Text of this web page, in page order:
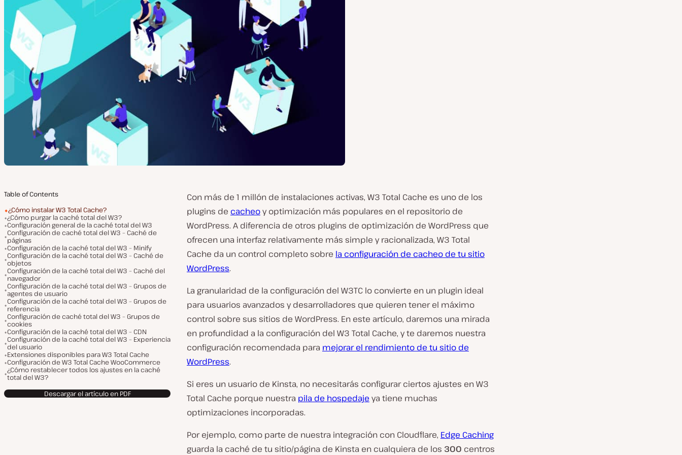
Table of Contents
¿Cómo instalar W3 Total Cache?
¿Cómo purgar la caché total del W3?
Configuración general de la caché total del W3
Configuración de caché total del W3 – Caché de
páginas
Configuración de la caché total del W3 – Minify
Configuración de la caché total del W3 – Caché de
objetos
Configuración de la caché total del W3 – Caché del
navegador
Configuración de la caché total del W3 – Grupos de
agentes de usuario
Configuración de la caché total del W3 – Grupos de
referencia
Configuración de caché total del W3 – Grupos de
cookies
Configuración de la caché total del W3 – CDN
Configuración de la caché total del W3 – Experiencia
del usuario
Extensiones disponibles para W3 Total Cache
Configuración de W3 Total Cache WooCommerce
¿Cómo restablecer todos los ajustes en la caché
total del W3?
Descargar el artículo en PDF
Con más de 1 millón de instalaciones activas, W3 Total Cache es uno de los
plugins de cacheoy optimización más populares en el repositorio de
WordPress. A diferencia de otros plugins de optimización de WordPress que
ofrecen una interfaz relativamente más simple y racionalizada, W3 Total
Cache da un control completo sobre la configuración de cacheo de tu sitio
WordPress.
La granularidad de la configuración del W3TC lo convierte en un plugin ideal
para usuarios avanzados y desarrolladores que quieren tener el máximo
control sobre sus sitios de WordPress. En este artículo, daremos una mirada
en profundidad a la configuración del W3 Total Cache, y te daremos nuestra
configuración recomendada para mejorar el rendimiento de tu sitio de
WordPress.
Si eres un usuario de Kinsta, no necesitarás configurar ciertos ajustes en W3
Total Cache porque nuestra pila de hospedaje ya tiene muchas
optimizaciones incorporadas.
Por ejemplo, como parte de nuestra integración con Cloudflare, Edge Caching
guarda la caché de tu sitio/página de Kinsta en cualquiera de los 300 centros